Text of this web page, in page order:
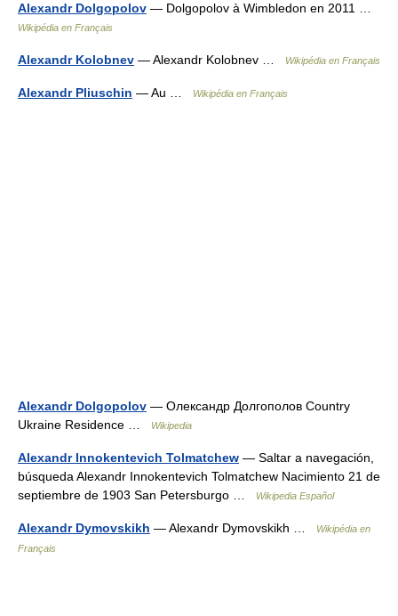
Alexandr Dolgopolov — Dolgopolov à Wimbledon en 2011 …
Wikipédia en Français
Alexandr Kolobnev — Alexandr Kolobnev … Wikipédia en Français
Alexandr Pliuschin — Au … Wikipédia en Français
Alexandr Dolgopolov — Олександр Долгополов Country
Ukraine Residence …
Wikipedia
Alexandr Innokentevich Tolmatchew — Saltar a navegación,
búsqueda Alexandr Innokentevich Tolmatchew Nacimiento 21 de
septiembre de 1903 San Petersburgo …
Wikipedia Español
Alexandr Dymovskikh — Alexandr Dymovskikh …
Wikipédia en
Français